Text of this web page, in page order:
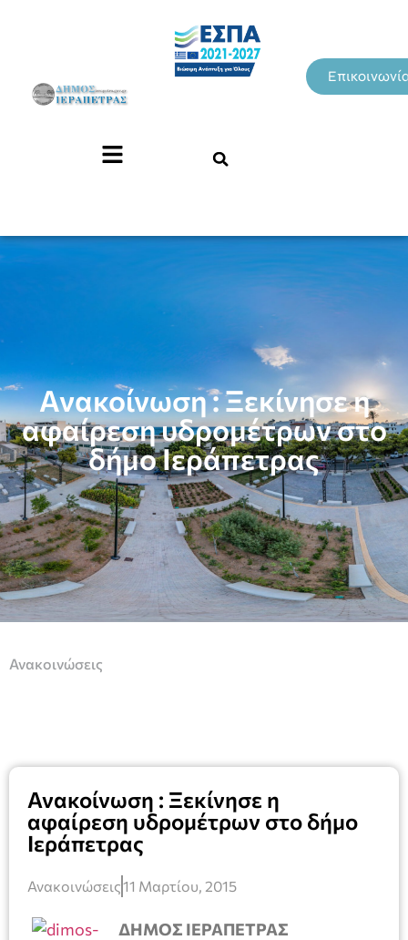
Ανακοίνωση : Ξεκίνησε η
αφαίρεση υδρομέτρων στο
δήμο Ιεράπετρας
Ανακοινώσεις
Ανακοίνωση : Ξεκίνησε η
αφαίρεση υδρομέτρων στο δήμο
Ιεράπετρας
Ανακοινώσεις11 Μαρτίου, 2015
ΔΗΜΟΣ ΙΕΡΑΠΕΤΡΑΣ